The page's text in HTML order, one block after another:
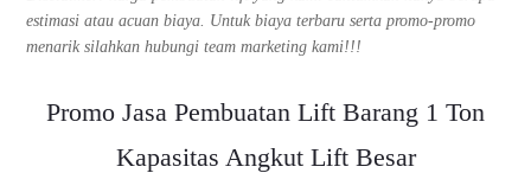
estimasi atau acuan biaya. Untuk biaya terbaru serta promo-promo
menarik silahkan hubungi team marketing kami!!!
Promo Jasa Pembuatan Lift Barang 1 Ton
Kapasitas Angkut Lift Besar